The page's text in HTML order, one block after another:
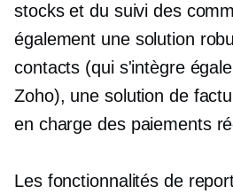
stocks et du suivi des
également une solution
contacts (qui s'intègre
Zoho), une solution de
en charge des paiements
Les fonctionnalités de